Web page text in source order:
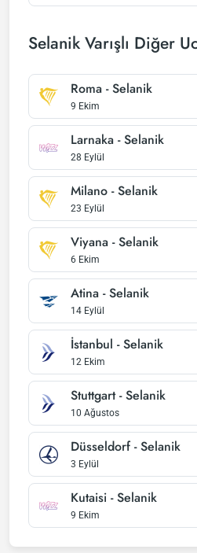
Selanik Varışlı Diğer
Roma - Selanik
9 Ekim
Larnaka - Selanik
28 Eylül
Milano - Selanik
23 Eylül
Viyana - Selanik
6 Ekim
Atina - Selanik
14 Eylül
İstanbul - Selanik
12 Ekim
Stuttgart - Selanik
10 Ağustos
Düsseldorf - Selanik
3 Eylül
Kutaisi - Selanik
9 Ekim